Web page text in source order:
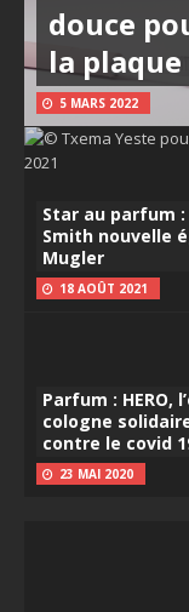
douce
la plaque
5 MARS 2022
Star au parfum
Smith nouvelle
Mugler
18 AOÛT 2021
Parfum : HERO,
cologne
contre le covid
23 MAI 2020